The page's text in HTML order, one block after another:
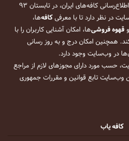
کافه‌یاب به عنوان مرجع معرفی و اطلاع‌رسانی کافه‌های ایران، در تابستان ۹۳
در نظر دارد تا با معرفیکافه‌ها،
قهوه فروشی‌ها، امکان آشنایی کاربران را با
همچنین امکان درج و به روز رسانی
در وب‌سایت وجود دارد.
حسب مورد دارای مجوزهای لازم از مراجع
وب‌سایت تابع قوانین و مقررات جمهوری
کافه یاب